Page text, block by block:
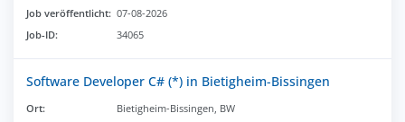
Job veröffentlicht: 07-08-2026
Job-ID:
34065
Software Developer C# (*) in Bietigheim-Bissingen
Ort:
Bietigheim-Bissingen, BW